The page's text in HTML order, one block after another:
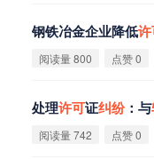
钢铁冶金企业降低许
阅读量 800 点赞 0
处理许可证纠纷：与
阅读量 742 点赞 0